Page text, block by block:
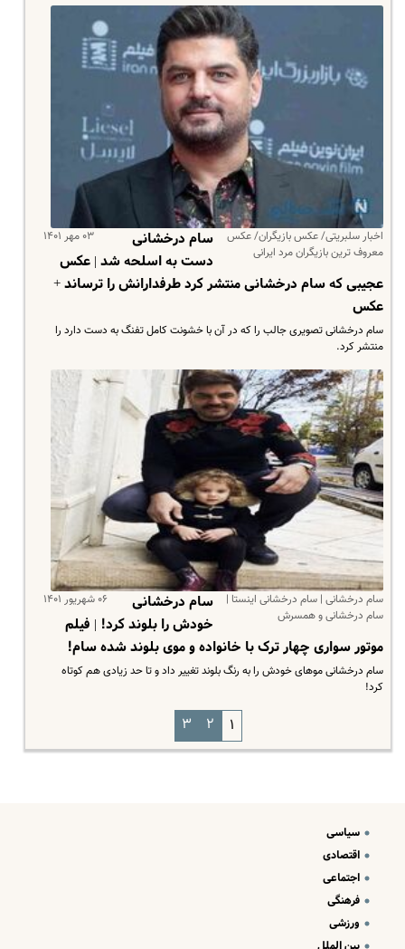
اخبار سلبریتی/ عکس بازیگران/ عکس
معروف ترین بازیگران مرد ایرانی
۰۳ مهر ۱۴۰۱
سام درخشانی
دست به اسلحه شد | عکس
عجیبی که سام درخشانی منتشر کرد طرفدارانش را ترساند +
عکس
سام درخشانی تصویری جالب را که در آن با خشونت کامل تفنگ به دست دارد را
منتشر کرد.
سام درخشانی | سام درخشانی اینستا |
سام درخشانی و همسرش
۰۶ شهریور ۱۴۰۱
سام درخشانی
خودش را بلوند کرد! | فیلم
موتور سواری چهار ترک با خانواده و موی بلوند شده سام!
سام درخشانی‌ موهای خودش را به رنگ بلوند تغییر داد و تا حد زیادی هم کوتاه
کرد!
۱ ۲ ۳
سیاسی
اقتصادی
اجتماعی
فرهنگی
ورزشی